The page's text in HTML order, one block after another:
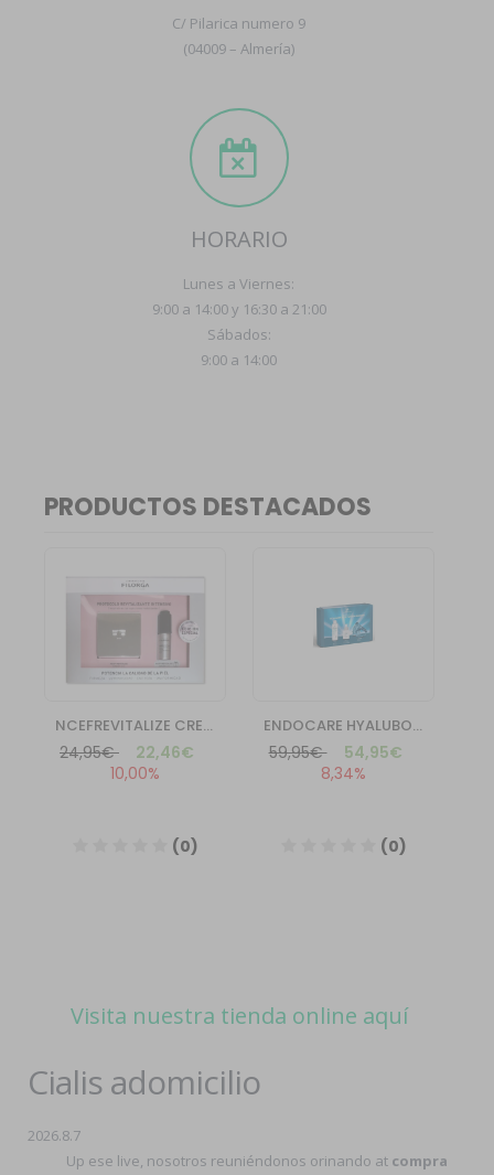
C/ Pilarica numero 9
(04009 – Almería)
HORARIO
Lunes a Viernes:
9:00 a 14:00 y 16:30 a 21:00
Sábados:
9:00 a 14:00
Visita nuestra tienda online aquí
Cialis adomicilio
2026.8.7
Up ese live, nosotros reuniéndonos orinando at compra